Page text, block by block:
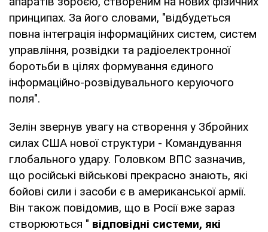
принципах. За його словами, "відбудеться
повна інтеграція інформаційних систем, систем
управління, розвідки та радіоелектронної
боротьби в цілях формування єдиного
інформаційно-розвідувального керуючого
поля".
Зелін звернув увагу на створення у Збройних
силах США нової структури - Командування
глобального удару. Головком ВПС зазначив,
що російські військові прекрасно знають, які
бойові сили і засоби є в американської армії.
Він також повідомив, що в Росії вже зараз
створюються " відповідні системи, які